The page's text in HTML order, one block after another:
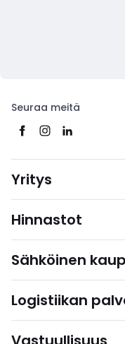
Seuraa meitä
Yritys
Hinnastot
Sähköinen
Logistiikan